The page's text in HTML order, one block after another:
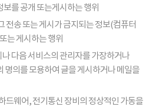
를 공개 또는게시하는 행위
전송 또는 게시가 금지되는 정보(컴퓨터
는 게시하는 행위
다음 서비스의 관리자를 가장하거나
명의를 모용하여 글을 게시하거나 메일을
드웨어, 전기통신 장비의 정상적인 가동을